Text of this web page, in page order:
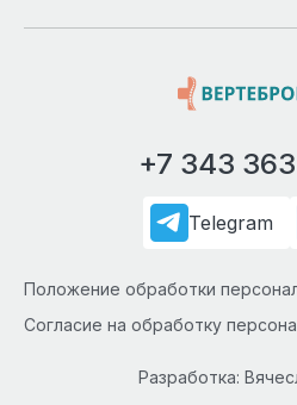
+7 343
Telegram
Положение обработки
Согласие на обработку
Разработка: